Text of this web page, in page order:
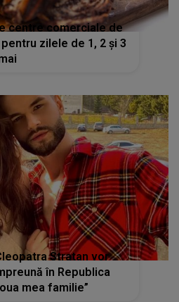
centre comerciale de
zilele de 1, 2 și 3
Stratan vor
în Republica
mea familie”